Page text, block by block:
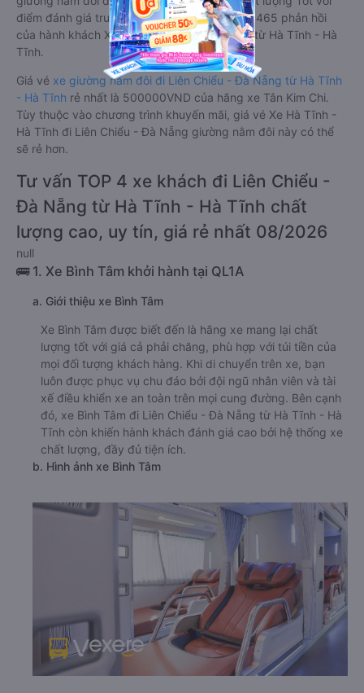
điểm đánh giá trung bình từ 4.4/5 dựa trên 4465 phản hồi
của hành khách Xe về Liên Chiểu - Đà Nẵng từ Hà Tĩnh - Hà
Tĩnh.
Giá vé xe giường nằm đôi đi Liên Chiểu - Đà Nẵng từ Hà Tĩnh
- Hà Tĩnh rẻ nhất là 500000VND của hãng xe Tân Kim Chi.
Tùy thuộc vào chương trình khuyến mãi, giá vé Xe Hà Tĩnh -
Hà Tĩnh đi Liên Chiểu - Đà Nẵng giường nằm đôi này có thể
sẽ rẻ hơn.
Tư vấn TOP 4 xe khách đi Liên Chiểu -
Đà Nẵng từ Hà Tĩnh - Hà Tĩnh chất
lượng cao, uy tín, giá rẻ nhất 08/2026
null
🚌 1. Xe Bình Tâm khởi hành tại QL1A
a. Giới thiệu xe Bình Tâm
Xe Bình Tâm được biết đến là hãng xe mang lại chất
lượng tốt với giá cả phải chăng, phù hợp với túi tiền của
mọi đối tượng khách hàng. Khi di chuyển trên xe, bạn
luôn được phục vụ chu đáo bởi đội ngũ nhân viên và tài
xế điều khiển xe an toàn trên mọi cung đường. Bên cạnh
đó, xe Bình Tâm đi Liên Chiểu - Đà Nẵng từ Hà Tĩnh - Hà
Tĩnh còn khiến hành khách đánh giá cao bởi hệ thống xe
chất lượng, đầy đủ tiện ích.
b. Hình ảnh xe Bình Tâm